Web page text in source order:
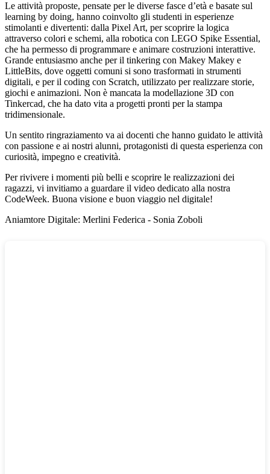
Le attività proposte, pensate per le diverse fasce d’età e basate sul
learning by doing, hanno coinvolto gli studenti in esperienze
stimolanti e divertenti: dalla Pixel Art, per scoprire la logica
attraverso colori e schemi, alla robotica con LEGO Spike Essential,
che ha permesso di programmare e animare costruzioni interattive.
Grande entusiasmo anche per il tinkering con Makey Makey e
LittleBits, dove oggetti comuni si sono trasformati in strumenti
digitali, e per il coding con Scratch, utilizzato per realizzare storie,
giochi e animazioni. Non è mancata la modellazione 3D con
Tinkercad, che ha dato vita a progetti pronti per la stampa
tridimensionale.
Un sentito ringraziamento va ai docenti che hanno guidato le attività
con passione e ai nostri alunni, protagonisti di questa esperienza con
curiosità, impegno e creatività.
Per rivivere i momenti più belli e scoprire le realizzazioni dei
ragazzi, vi invitiamo a guardare il video dedicato alla nostra
CodeWeek. Buona visione e buon viaggio nel digitale!
Aniamtore Digitale: Merlini Federica - Sonia Zoboli